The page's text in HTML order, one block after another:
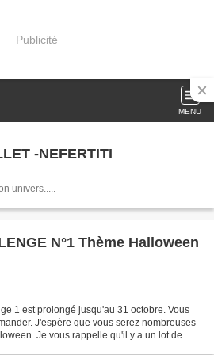
Publicité
MENU
-NEFERTITI
univers.....
RAPPEL DU CHALLENGE N°1 Thème Halloween
1 est prolongé jusqu'au 31 octobre. Vous
J'espère que vous serez nombreuses
Je vous rappelle qu'il y a un lot de